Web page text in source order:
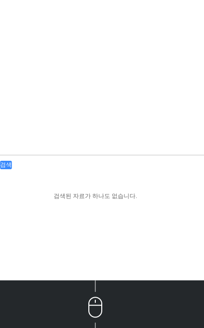
검색
검색된 자료가 하나도 없습니다.